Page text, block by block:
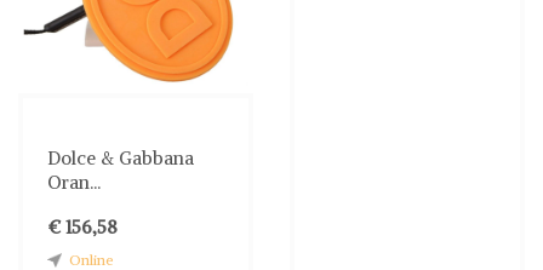
Dolce & Gabbana
Oran...
€ 156,58
Online